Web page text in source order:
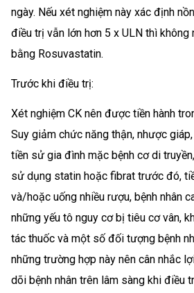
ngày. Nếu xét nghiệm này xác định
điều trị vẫn lớn hơn 5 x ULN thì
bằng Rosuvastatin.
Trước khi điều trị:
Xét nghiệm CK nên được tiền hành
Suy giảm chức năng thận, nhược
tiền sử gia đình mặc bệnh cơ di
sử dụng statin hoặc fibrat trước đó,
và/hoặc uống nhiều rượu, bệnh nhân
những yếu tô nguy cơ bị tiêu cơ vân,
tác thuốc và một số đối tượng bệnh
những trường hợp này nên cân nhắc
dõi bệnh nhân trên lâm sàng khi điều